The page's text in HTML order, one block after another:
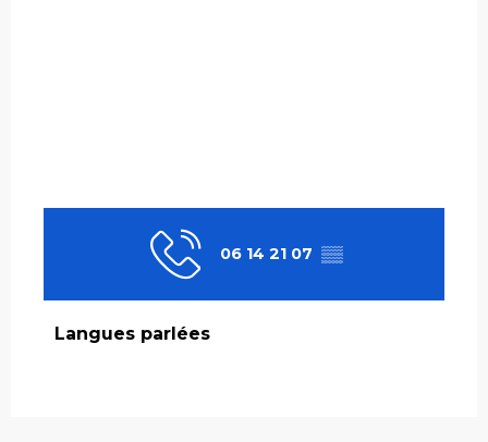
06 14 21 07 ▒▒
Langues parlées
Langues parlées